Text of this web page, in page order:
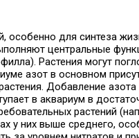
особенно для синтеза
центральные
Растения могут
азот в основном
Добавление азота
в аквариум в
растений
у них выше среднего,